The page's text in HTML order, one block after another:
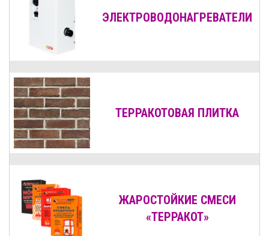
ЭЛЕКТРОВОДОНАГРЕВАТЕЛИ
ТЕРРАКОТОВАЯ ПЛИТКА
ЖАРОСТОЙКИЕ СМЕСИ
«ТЕРРАКОТ»